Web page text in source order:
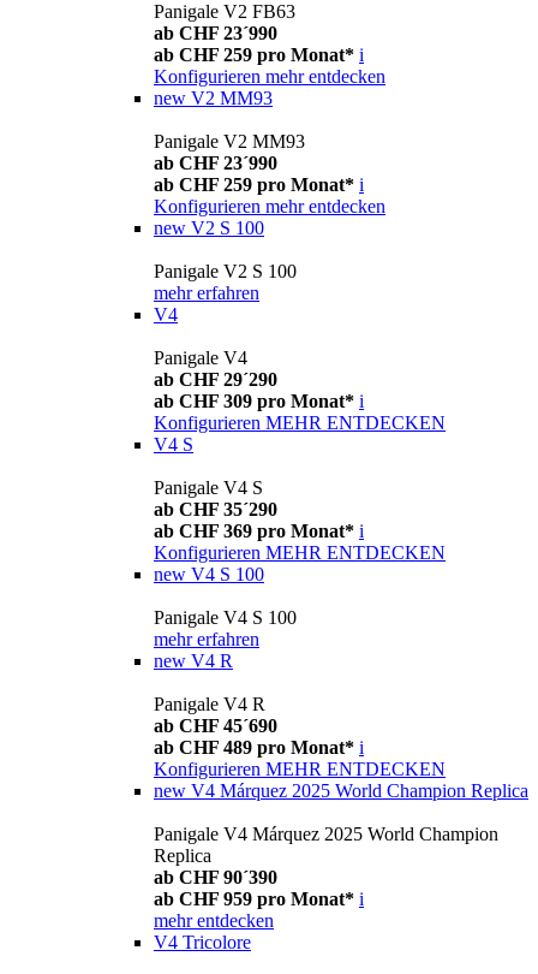
Panigale V2 FB63
ab CHF 23´990
ab CHF 259 pro Monat* i
Konfigurieren mehr entdecken
new V2 MM93
Panigale V2 MM93
ab CHF 23´990
ab CHF 259 pro Monat* i
Konfigurieren mehr entdecken
new V2 S 100
Panigale V2 S 100
mehr erfahren
V4
Panigale V4
ab CHF 29´290
ab CHF 309 pro Monat* i
Konfigurieren MEHR ENTDECKEN
V4 S
Panigale V4 S
ab CHF 35´290
ab CHF 369 pro Monat* i
Konfigurieren MEHR ENTDECKEN
new V4 S 100
Panigale V4 S 100
mehr erfahren
new V4 R
Panigale V4 R
ab CHF 45´690
ab CHF 489 pro Monat* i
Konfigurieren MEHR ENTDECKEN
new V4 Márquez 2025 World Champion Replica
Panigale V4 Márquez 2025 World Champion
Replica
ab CHF 90´390
ab CHF 959 pro Monat* i
mehr entdecken
V4 Tricolore